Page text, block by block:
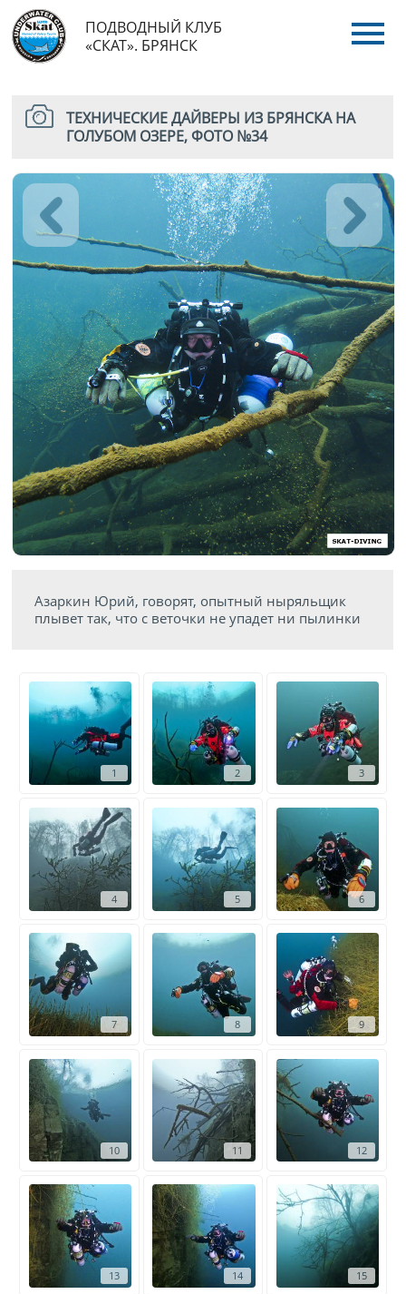
ПОДВОДНЫЙ КЛУБ
«СКАТ». БРЯНСК
ТЕХНИЧЕСКИЕ ДАЙВЕРЫ ИЗ БРЯНСКА НА
ГОЛУБОМ ОЗЕРЕ, ФОТО №34
Азаркин Юрий, говорят, опытный ныряльщик
плывет так, что с веточки не упадет ни пылинки
1 2 3
4 5 6
7 8 9
10 11 12
13 14 15